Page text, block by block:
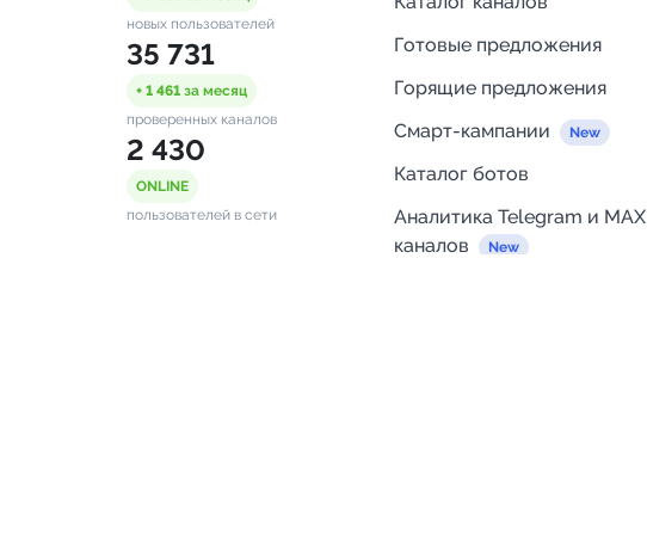
новых пользователей
35 731
+ 1 461 за месяц
проверенных каналов
2 430
ONLINE
пользователей в сети
Готовые предложения
Горящие предложения
Смарт-кампании
Каталог ботов
Аналитика Telegram и MAX
каналов